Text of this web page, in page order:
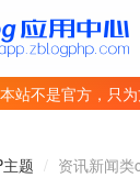
本站不是官方，只
题 / 资讯新闻类